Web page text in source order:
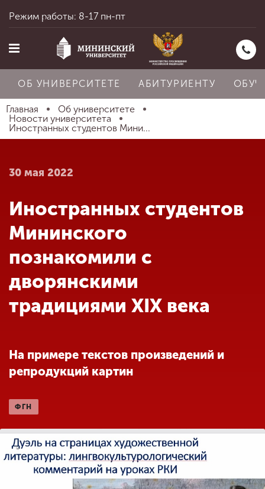
Главная
Абитуриенту
Обучение
Наука
Международная
деятельность
деятельности
Студенческая жизнь
Режим работы: 8-17 пн-пт
ОБ УНИВЕРСИТЕТЕ АБИТУРИЕНТУ
Главная
Об университете
Новости университета
Иностранных студентов Мини...
30 мая 2022
Иностранных студентов
Мининского
познакомили с
дворянскими
традициями XIX века
На примере текстов произведений и
репродукций картин
ФГН